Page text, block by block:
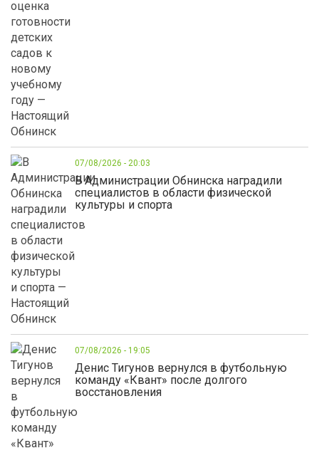
07/08/2026 - 20:03
В Администрации Обнинска наградили
специалистов в области физической
культуры и спорта
07/08/2026 - 19:05
Денис Тигунов вернулся в футбольную
команду «Квант» после долгого
восстановления